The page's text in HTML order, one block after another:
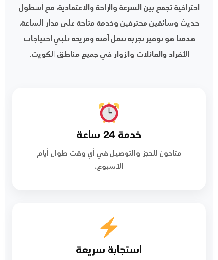
احترافية تجمع بين السرعة والراحة والاعتمادية، مع أسطول
حديث وسائقين محترفين وخدمة متاحة على مدار الساعة.
هدفنا هو توفير تجربة تنقل آمنة ومريحة تلبي احتياجات
الأفراد والعائلات والزوار في جميع مناطق الكويت.
خدمة 24 ساعة
متاحون للحجز والتوصيل في أي وقت طوال أيام
الأسبوع.
استجابة سريعة